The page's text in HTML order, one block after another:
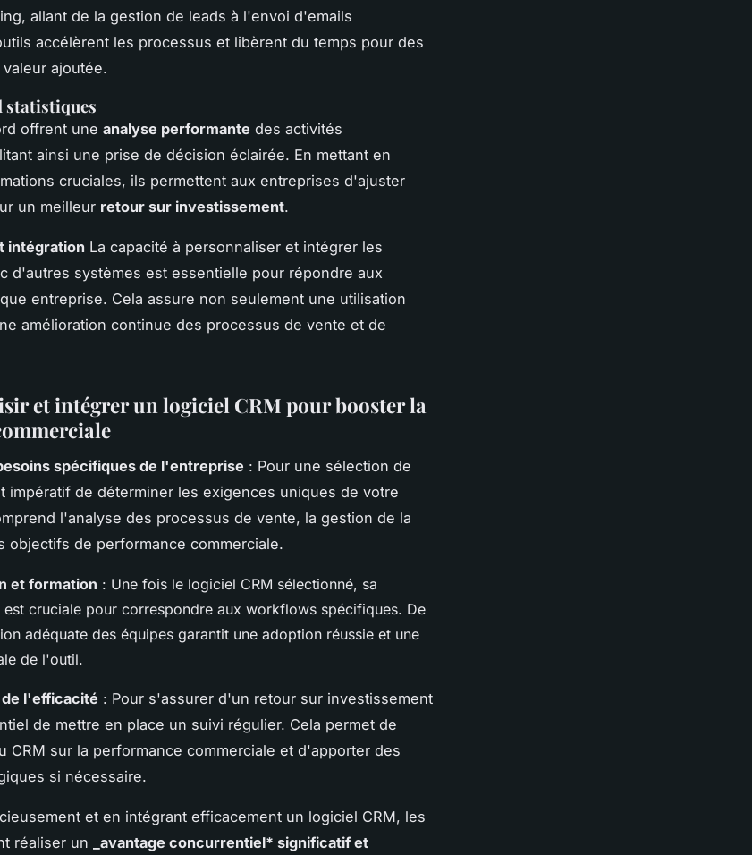
allant de la gestion de leads à l'envoi d'emails
accélèrent les processus et libèrent du temps pour des
ajoutée.
statistiques
offrent une analyse performante des activités
ainsi une prise de décision éclairée. En mettant en
cruciales, ils permettent aux entreprises d'ajuster
un meilleur retour sur investissement.
intégration La capacité à personnaliser et intégrer les
d'autres systèmes est essentielle pour répondre aux
entreprise. Cela assure non seulement une utilisation
amélioration continue des processus de vente et de
et intégrer un logiciel CRM pour booster la
spécifiques de l'entreprise : Pour une sélection de
impératif de déterminer les exigences uniques de votre
l'analyse des processus de vente, la gestion de la
objectifs de performance commerciale.
et formation : Une fois le logiciel CRM sélectionné, sa
est cruciale pour correspondre aux workflows spécifiques. De
adéquate des équipes garantit une adoption réussie et une
de l'outil.
l'efficacité : Pour s'assurer d'un retour sur investissement
de mettre en place un suivi régulier. Cela permet de
CRM sur la performance commerciale et d'apporter des
si nécessaire.
et en intégrant efficacement un logiciel CRM, les
réaliser un
_avantage concurrentiel* significatif et